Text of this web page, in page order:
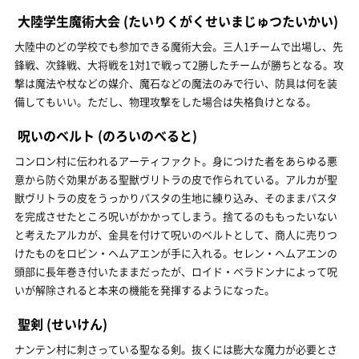
大陸学生魔術大会 (たいりくがくせいまじゅつたいかい)
大陸中のどの学校でも参加できる魔術大会。三人1チームで出場し、先
鋒戦、次鋒戦、大将戦を1対1で戦って2勝したチームが勝ちとなる。攻
撃は魔法や杖などの媒介、魔石などの魔法のみで行い、防具は何を装
備してもいい。ただし、物理攻撃をした場合は失格負けとなる。
呪いのベルト (のろいのべると)
コンロン村に伝われるアーティファクト。身につけた者をあらゆる悪
意から防ぐ効果がある聖獣ヴリトラの皮で作られている。アルカが聖
獣ヴリトラの皮をうっかりパスタの生地に練り込み、そのままパスタ
を完成させたところ呪いがかかってしまう。捨てるのももったいない
と考えたアルカが、金具を付けて呪いのベルトとして、商人に売りつ
けたものをロビン・ヘムアエンが手に入れる。セレン・ヘムアエンの
頭部に長年巻き付いたままだったが、ロイド・ベラドンナによって呪
いが解除されると本来の機能を発揮するようになった。
聖剣 (せいけん)
ナンテン村に刺さっている聖なる剣。抜くには膨大な魔力が必要とさ